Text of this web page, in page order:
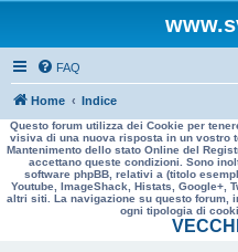
FAQ
Home Indice
Questo forum utilizza dei Cookie per
visiva di una nuova risposta in un vostro
Mantenimento dello stato Online del
accettano queste condizioni. Sono
software phpBB, relativi a (titolo
Youtube, ImageShack, Histats, Google+,
altri siti. La navigazione su questo forum,
ogni tipologia di